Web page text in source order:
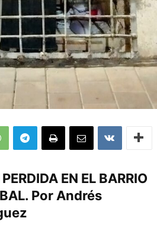
EN EL BARRIO
Por Andrés